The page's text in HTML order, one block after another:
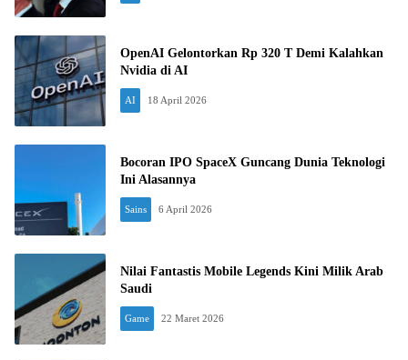
OpenAI Gelontorkan Rp 320 T Demi Kalahkan
Nvidia di AI
AI 18 April 2026
Bocoran IPO SpaceX Guncang Dunia Teknologi
Ini Alasannya
Sains 6 April 2026
Nilai Fantastis Mobile Legends Kini Milik Arab
Saudi
Game 22 Maret 2026